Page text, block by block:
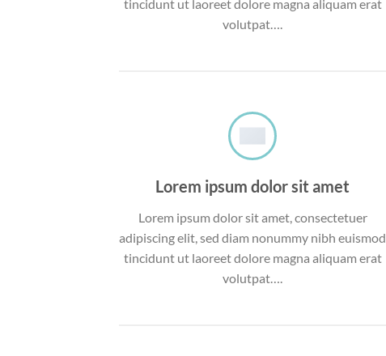
tincidunt ut laoreet dolore magna aliquam erat
volutpat….
Lorem ipsum dolor sit amet
Lorem ipsum dolor sit amet, consectetuer
adipiscing elit, sed diam nonummy nibh euismod
tincidunt ut laoreet dolore magna aliquam erat
volutpat….